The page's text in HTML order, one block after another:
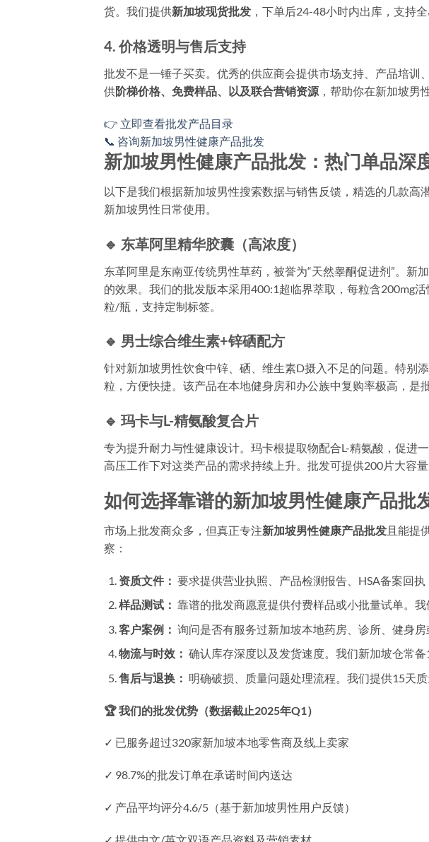
货。我们提供新加坡现货批发 ，下单后24-48小时内出库，支持
4. 价格透明与售后支持
批发不是一锤子买卖。优秀的供应商会提供市场支持、产品培训
供阶梯价格、免费样品、以及联合营销资源 ，帮助你在新加坡男
👉 立即查看批发产品目录
📞 咨询新加坡男性健康产品批发
新加坡男性健康产品批发：热门单品深
以下是我们根据新加坡男性搜索数据与销售反馈，精选的几款高
新加坡男性日常使用。
🔹 东革阿里精华胶囊（高浓度）
东革阿里是东南亚传统男性草药，被誉为“天然睾酮促进剂”。新
的效果。我们的批发版本采用400:1超临界萃取，每粒含200mg
粒/瓶，支持定制标签。
🔹 男士综合维生素+锌硒配方
针对新加坡男性饮食中锌、硒、维生素D摄入不足的问题。特别
粒，方便快捷。该产品在本地健身房和办公族中复购率极高，是
🔹 玛卡与L-精氨酸复合片
专为提升耐力与性健康设计。玛卡根提取物配合L-精氨酸，促进
高压工作下对这类产品的需求持续上升。批发可提供200片大容
如何选择靠谱的新加坡男性健康产品批
市场上批发商众多，但真正专注新加坡男性健康产品批发且能提
察：
资质文件： 要求提供营业执照、产品检测报告、HSA备案回执
样品测试： 靠谱的批发商愿意提供付费样品或小批量试单。
客户案例： 询问是否有服务过新加坡本地药房、诊所、健身房
物流与时效： 确认库存深度以及发货速度。我们新加坡仓常备
售后与退换： 明确破损、质量问题处理流程。我们提供15天
🏆 我们的批发优势（数据截止2025年Q1）
✓ 已服务超过320家新加坡本地零售商及线上卖家
✓ 98.7%的批发订单在承诺时间内送达
✓ 产品平均评分4.6/5（基于新加坡男性用户反馈）